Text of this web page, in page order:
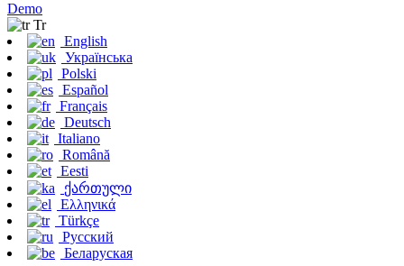
Demo
Tr
English
Українська
Polski
Español
Français
Deutsch
Italiano
Română
Eesti
ქართული
Ελληνικά
Türkçe
Русский
Беларуская